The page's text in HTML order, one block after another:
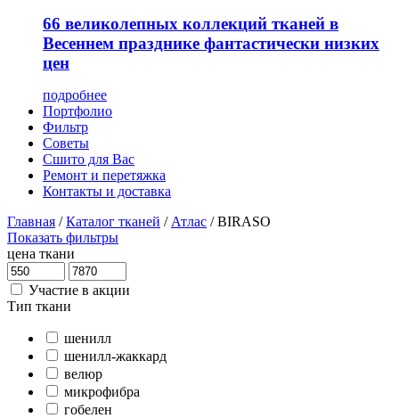
66 великолепных коллекций тканей в
Весеннем празднике фантастически низких
цен
подробнее
Портфолио
Фильтр
Советы
Сшито для Вас
Ремонт и перетяжка
Контакты и доставка
Главная / Каталог тканей / Атлас / BIRASO
Показать фильтры
цена ткани
Участие в акции
Тип ткани
шенилл
шенилл-жаккард
велюр
микрофибра
гобелен